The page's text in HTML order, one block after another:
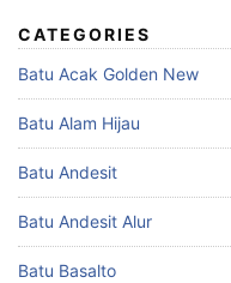
CATEGORIES
Batu Acak Golden New
Batu Alam Hijau
Batu Andesit
Batu Andesit Alur
Batu Basalto